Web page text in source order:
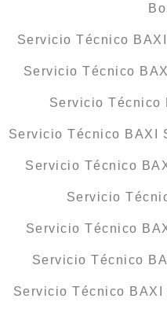
Servicio Técnico
Servicio Técnico
Servicio Técnico
Servicio Técnico BAXI
Servicio Técnico
Servicio
Servicio Técnico
Servicio Técnico
Servicio Técnico